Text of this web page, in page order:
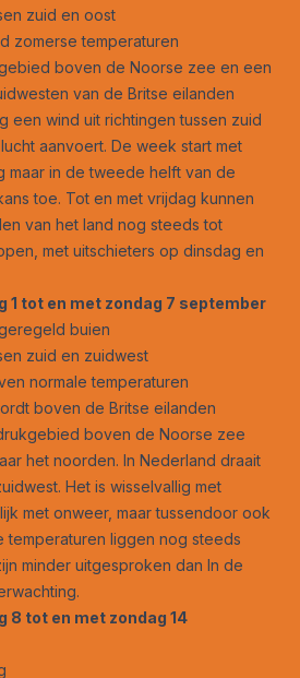
zuid en oost
zomerse temperaturen
boven de Noorse zee en een
van de Britse eilanden
een wind uit richtingen tussen zuid
aanvoert. De week start met
in de tweede helft van de
toe. Tot en met vrijdag kunnen
van het land nog steeds tot
met uitschieters op dinsdag en
1 tot en met zondag 7 september
buien
zuid en zuidwest
normale temperaturen
boven de Britse eilanden
boven de Noorse zee
het noorden. In Nederland draait
Het is wisselvallig met
met onweer, maar tussendoor ook
temperaturen liggen nog steeds
minder uitgesproken dan In de
8 tot en met zondag 14